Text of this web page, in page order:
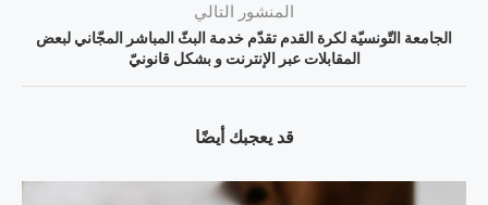
المنشور التالي
الجامعة التّونسيّة لكرة القدم تقدّم خدمة البثّ المباشر المجّاني لبعض
المقابلات عبر الإنترنت و بشكل قانونيّ
قد يعجبك أيضًا